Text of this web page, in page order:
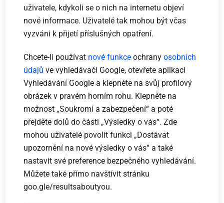
uživatele, kdykoli se o nich na internetu objeví
nové informace. Uživatelé tak mohou být včas
vyzváni k přijetí příslušných opatření.
Chcete-li používat nové funkce ochranyosobních
údajů ve vyhledávači Google, otevřete aplikaci
Vyhledávání Google a klepněte na svůj profilový
obrázek v pravém horním rohu. Klepněte na
možnost „Soukromí a zabezpečení“ a poté
přejděte dolů do části „Výsledky o vás“. Zde
mohou uživatelé povolit funkci „Dostávat
upozornění na nové výsledky o vás“ a také
nastavit své preference bezpečného vyhledávání.
Můžete také přímo navštívit stránku
goo.gle/resultsaboutyou.